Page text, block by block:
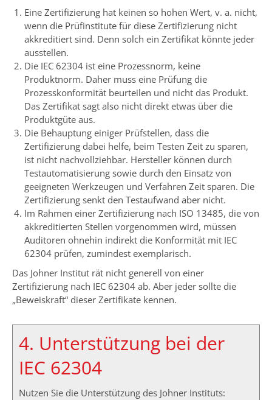
Eine Zertifizierung hat keinen so hohen Wert, v. a. nicht,
wenn die Prüfinstitute für diese Zertifizierung nicht
akkreditiert sind. Denn solch ein Zertifikat könnte jeder
ausstellen.
Die IEC 62304 ist eine Prozessnorm, keine
Produktnorm. Daher muss eine Prüfung die
Prozesskonformität beurteilen und nicht das Produkt.
Das Zertifikat sagt also nicht direkt etwas über die
Produktgüte aus.
Die Behauptung einiger Prüfstellen, dass die
Zertifizierung dabei helfe, beim Testen Zeit zu sparen,
ist nicht nachvollziehbar. Hersteller können durch
Testautomatisierung sowie durch den Einsatz von
geeigneten Werkzeugen und Verfahren Zeit sparen. Die
Zertifizierung senkt den Testaufwand aber nicht.
Im Rahmen einer Zertifizierung nach ISO 13485, die von
akkreditierten Stellen vorgenommen wird, müssen
Auditoren ohnehin indirekt die Konformität mit IEC
62304 prüfen, zumindest exemplarisch.
Das Johner Institut rät nicht generell von einer
Zertifizierung nach IEC 62304 ab. Aber jeder sollte die
„Beweiskraft“ dieser Zertifikate kennen.
4. Unterstützung bei der
IEC 62304
Nutzen Sie die Unterstützung des Johner Instituts: